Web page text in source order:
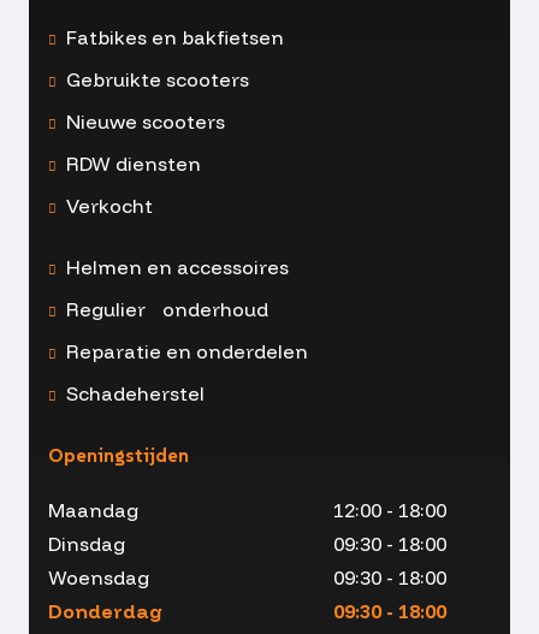
Fatbikes en bakfietsen
Gebruikte scooters
Nieuwe scooters
RDW diensten
Verkocht
Helmen en accessoires
Regulier onderhoud
Reparatie en onderdelen
Schadeherstel
Openingstijden
Maandag
12:00 - 18:00
Dinsdag
09:30 - 18:00
Woensdag
09:30 - 18:00
Donderdag
09:30 - 18:00